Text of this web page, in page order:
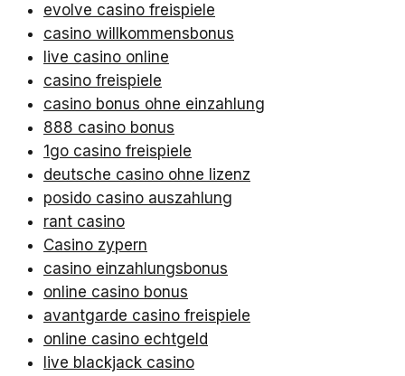
evolve casino freispiele
casino willkommensbonus
live casino online
casino freispiele
casino bonus ohne einzahlung
888 casino bonus
1go casino freispiele
deutsche casino ohne lizenz
posido casino auszahlung
rant casino
Casino zypern
casino einzahlungsbonus
online casino bonus
avantgarde casino freispiele
online casino echtgeld
live blackjack casino